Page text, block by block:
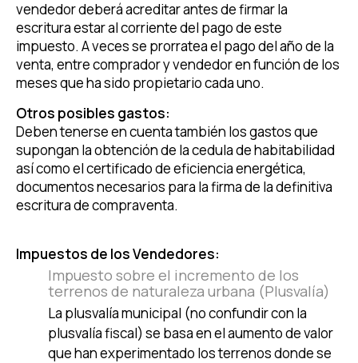
vendedor deberá acreditar antes de firmar la
escritura estar al corriente del pago de este
impuesto. A veces se prorratea el pago del año de la
venta, entre comprador y vendedor en función de los
meses que ha sido propietario cada uno.
Otros posibles gastos:
Deben tenerse en cuenta también los gastos que
supongan la obtención de la cedula de habitabilidad
así como el certificado de eficiencia energética,
documentos necesarios para la firma de la definitiva
escritura de compraventa.
Impuestos de los Vendedores:
Impuesto sobre el incremento de los
terrenos de naturaleza urbana (Plusvalía)
La plusvalía municipal (no confundir con la
plusvalía fiscal) se basa en el aumento de valor
que han experimentado los terrenos donde se